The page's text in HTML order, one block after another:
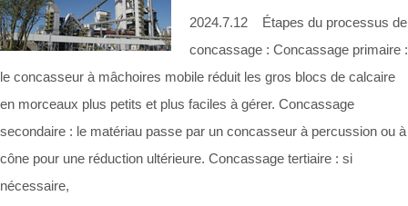
2024.7.12 Étapes du processus de
concassage : Concassage primaire :
le concasseur à mâchoires mobile réduit les gros blocs de calcaire
en morceaux plus petits et plus faciles à gérer. Concassage
secondaire : le matériau passe par un concasseur à percussion ou à
cône pour une réduction ultérieure. Concassage tertiaire : si
nécessaire,